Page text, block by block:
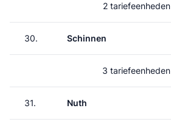
2 tariefeenheden
30. Schinnen
3 tariefeenheden
31. Nuth